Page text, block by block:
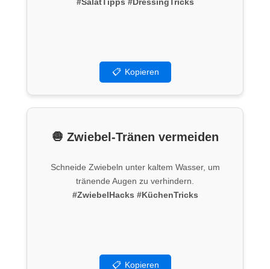
#SalatTipps #DressingTricks
📋 Kopieren
🧅 Zwiebel-Tränen vermeiden
Schneide Zwiebeln unter kaltem Wasser, um
tränende Augen zu verhindern.
#ZwiebelHacks #KüchenTricks
📋 Kopieren